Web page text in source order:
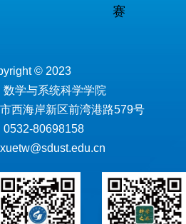
赛
© 2023
数学与系统科学学院
西海岸新区前湾港路579号
0532-80698158